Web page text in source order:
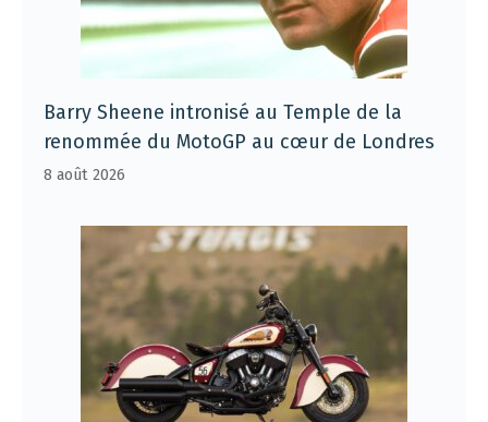
Barry Sheene intronisé au Temple de la
renommée du MotoGP au cœur de Londres
8 août 2026